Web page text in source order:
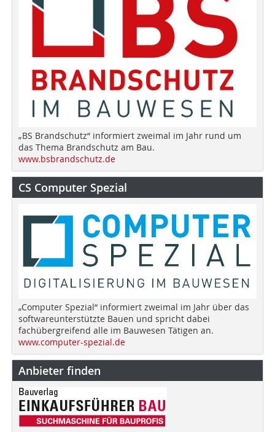
„BS Brandschutz“ informiert zweimal im Jahr rund um
das Thema Brandschutz am Bau.
www.bsbrandschutz.de
CS Computer Spezial
„Computer Spezial“ informiert zweimal im Jahr über das
softwareunterstützte Bauen und spricht dabei
fachübergreifend alle im Bauwesen Tätigen an.
www.computer-spezial.de
Anbieter finden